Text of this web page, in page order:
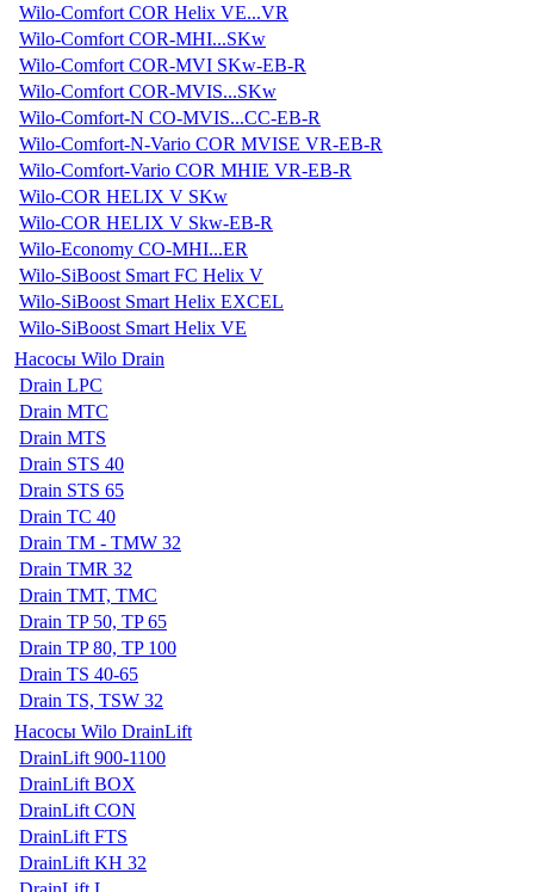
Wilo-Comfort COR Helix VE...VR
Wilo-Comfort COR-MHI...SKw
Wilo-Comfort COR-MVI SKw-EB-R
Wilo-Comfort COR-MVIS...SKw
Wilo-Comfort-N CO-MVIS...CC-EB-R
Wilo-Comfort-N-Vario COR MVISE VR-EB-R
Wilo-Comfort-Vario COR MHIE VR-EB-R
Wilo-COR HELIX V SKw
Wilo-COR HELIX V Skw-EB-R
Wilo-Economy CO-MHI...ER
Wilo-SiBoost Smart FC Helix V
Wilo-SiBoost Smart Helix EXCEL
Wilo-SiBoost Smart Helix VE
Насосы Wilo Drain
Drain LPC
Drain MTC
Drain MTS
Drain STS 40
Drain STS 65
Drain TC 40
Drain TM - TMW 32
Drain TMR 32
Drain TMT, TMC
Drain TP 50, TP 65
Drain TP 80, TP 100
Drain TS 40-65
Drain TS, TSW 32
Насосы Wilo DrainLift
DrainLift 900-1100
DrainLift BOX
DrainLift CON
DrainLift FTS
DrainLift KH 32